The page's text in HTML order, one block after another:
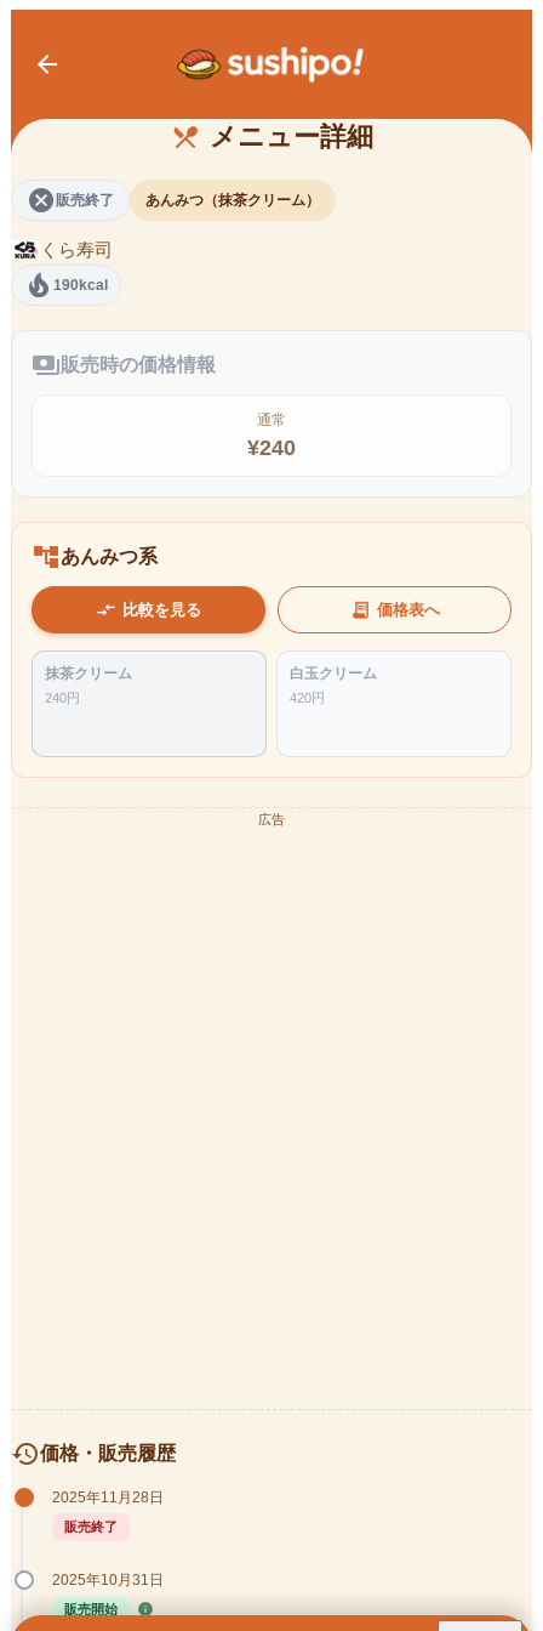
arrow_back
restaurant_menu メニュー詳細
抹茶クリームにゃんみつ
cancel 販売終了 あんみつ（抹茶クリーム）
くら寿司
local_fire_department 190kcal
payments販売時の価格情報
通常
¥240
account_treeあんみつ系
compare_arrows 比較を見る receipt_long 価格表へ
抹茶クリーム
240円
白玉クリーム
420円
広告
history価格・販売履歴
2025年11月28日
販売終了
2025年10月31日
販売開始 info